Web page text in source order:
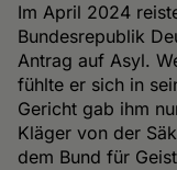
Im April 2024
Bundesrepublik
Antrag auf Asyl.
fühlte er sich in
Gericht gab ihm
Kläger von der
dem Bund für